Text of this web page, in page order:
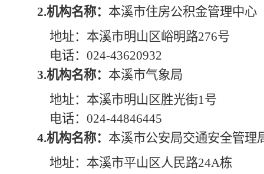
2.机构名称： 本溪市住房公积金管理中心
地址：本溪市明山区峪明路276号
电话：024-43620932
3.机构名称： 本溪市气象局
地址：本溪市明山区胜光街1号
电话：024-44846445
4.机构名称： 本溪市公安局交通安全管理
地址：本溪市平山区人民路24A栋